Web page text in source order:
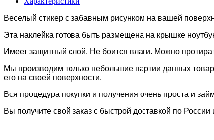
Веселый стикер с забавным рисунком на вашей
Эта наклейка готова быть размещена на крышке
Имеет защитный слой. Не боится влаги. Можно
Мы производим только небольшие партии данных
его на своей поверхности.
Вся процедура покупки и получения очень проста и
Вы получите свой заказ с быстрой доставкой по